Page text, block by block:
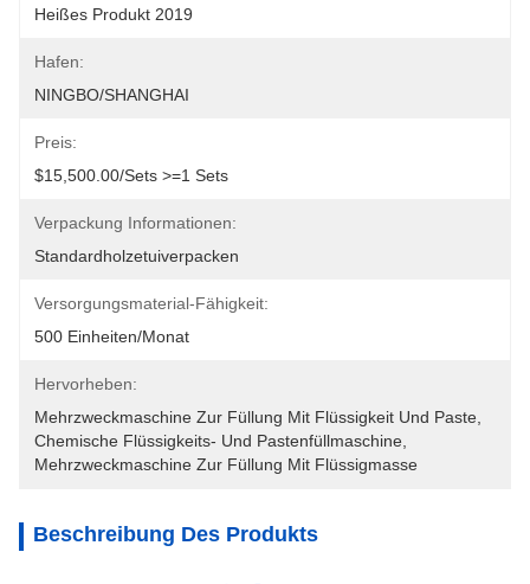
Heißes Produkt 2019
Hafen:
NINGBO/SHANGHAI
Preis:
$15,500.00/sets >=1 Sets
Verpackung Informationen:
Standardholzetuiverpacken
Versorgungsmaterial-Fähigkeit:
500 Einheiten/Monat
Hervorheben:
Mehrzweckmaschine Zur Füllung Mit Flüssigkeit Und Paste
Chemische Flüssigkeits- Und Pastenfüllmaschine
Mehrzweckmaschine Zur Füllung Mit Flüssigmasse
Beschreibung Des Produkts